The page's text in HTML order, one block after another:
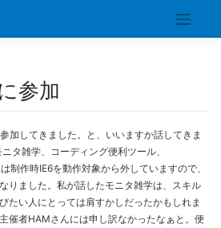
参加
加してきました。と、いいますか話してきま
タ雑学、コーディング便利ツール、
作時IE6を動作対象から外していますので、
りました。私が話したモニタ雑学は、スキル
たい人にとっては肩すかしだったかもしれま
催者HAMさんには申し訳なかったなぁと。便